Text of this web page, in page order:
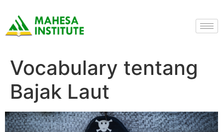
Vocabulary tentang
Bajak Laut